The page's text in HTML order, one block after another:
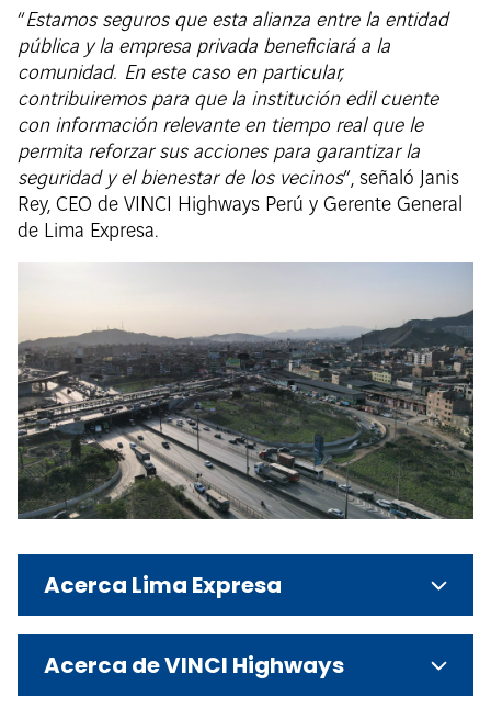
“Estamos seguros que esta alianza entre la entidad
pública y la empresa privada beneficiará a la
comunidad. En este caso en particular,
contribuiremos para que la institución edil cuente
con información relevante en tiempo real que le
permita reforzar sus acciones para garantizar la
seguridad y el bienestar de los vecinos”, señaló Janis
Rey, CEO de VINCI Highways Perú y Gerente General
de Lima Expresa.
Acerca Lima Expresa
Acerca de VINCI Highways